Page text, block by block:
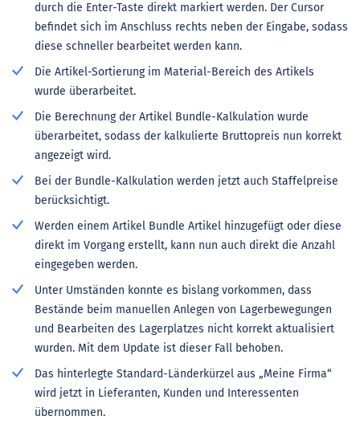
durch die Enter-Taste direkt markiert werden. Der Cursor
befindet sich im Anschluss rechts neben der Eingabe, sodass
diese schneller bearbeitet werden kann.
Die Artikel-Sortierung im Material-Bereich des Artikels
wurde überarbeitet.
Die Berechnung der Artikel Bundle-Kalkulation wurde
überarbeitet, sodass der kalkulierte Bruttopreis nun korrekt
angezeigt wird.
Bei der Bundle-Kalkulation werden jetzt auch Staffelpreise
berücksichtigt.
Werden einem Artikel Bundle Artikel hinzugefügt oder diese
direkt im Vorgang erstellt, kann nun auch direkt die Anzahl
eingegeben werden.
Unter Umständen konnte es bislang vorkommen, dass
Bestände beim manuellen Anlegen von Lagerbewegungen
und Bearbeiten des Lagerplatzes nicht korrekt aktualisiert
wurden. Mit dem Update ist dieser Fall behoben.
Das hinterlegte Standard-Länderkürzel aus „Meine Firma“
wird jetzt in Lieferanten, Kunden und Interessenten
übernommen.